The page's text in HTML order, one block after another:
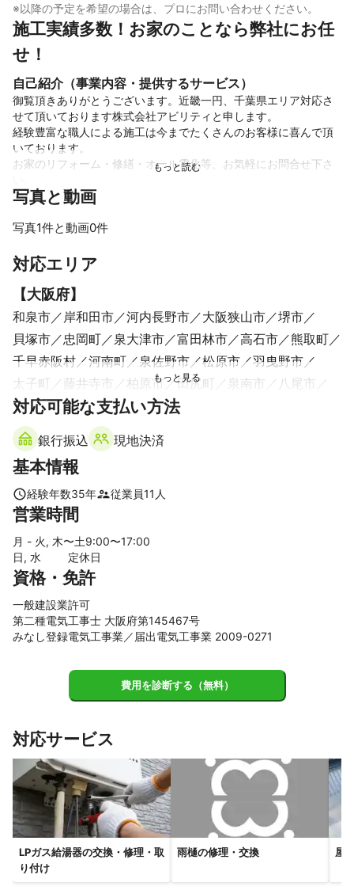
※以降の予定を希望の場合は、プロにお問い合わせください。
施工実績多数！お家のことなら弊社にお任
せ！
自己紹介（事業内容・提供するサービス）
御覧頂きありがとうございます。近畿一円、千葉県エリア対応さ
せて頂いております株式会社アビリティと申します。
経験豊富な職人による施工は今までたくさんのお客様に喜んで頂
いております。
お家のリフォーム・修繕・オール電化等、お気軽にお問合せ下さ
迅速丁寧なご対応を心がけております。
保険代行サービスOK！
有資格者が施工させて頂きますので安心してご依頼下さい。
アフターフォローも万全です！
ローン・クレジット決済可能
取引先：長府工産株式会社様・小川電機株式会社など
これまでの実績
保険申請のお手伝いもお任せください！
有資格者が施工させて頂きますので安心してご依頼下さい。
アフターフォローも万全です！
ローン・クレジット決済可能
アピールポイント
小さなことから大きなことまで、まずはお気軽にお問い合わせ下
さい。
お客様が納得いくまでご対応させて頂きます。
よろしくお願い致します。
写真と動画
写真1件と動画0件
対応エリア
【大阪府】
和泉市 岸和田市 河内長野市 大阪狭山市
堺市
貝塚市
忠岡町 泉大津市 富田林市 高石市
熊取町
千早赤阪村
河南町 泉佐野市 松原市
羽曳野市
太子町
藤井寺市 柏原市 田尻町 泉南市
八尾市
阪南市
大阪市 東大阪市 大東市
守口市
四條畷市
交野市
池田市 茨木市
豊能町
島本町
【奈良県】
御所市 葛城市
三郷町
広陵町 河合町
高取町
三宅町
田原本町
下市町
生駒市
桜井市
【和歌山県】
紀美野町 和歌山市 海南市
有田川町
湯浅町 日高川町 広川町
田辺市
【京都府】
精華町 京田辺市 木津川市 八幡市 井手町
城陽市
大山崎町
笠置町 久御山町 長岡京市
和束町
宇治田原町
南山城村 向日市 宇治市
亀岡市
京都市
南丹市 京丹波町
【兵庫県】
尼崎市
対応可能な支払い方法
銀行振込 現地決済
基本情報
経験年数35年 従業員11 人
営業時間
月 - 火, 木〜土9:00〜17:00
日, 水
定休日
資格・免許
一般建設業許可
第二種電気工事士 大阪府第145467号
みなし登録電気工事業／届出電気工事業 2009-0271
費用を診断する（無料）
対応サービス
LPガス給湯器の交換・修理・取
り付け
雨樋の修理・交換 屋